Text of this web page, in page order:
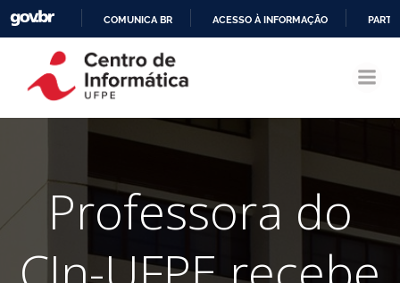
CONTEÚDO
COMUNICA BR ACESSO À INFORMAÇÃO
Professora do